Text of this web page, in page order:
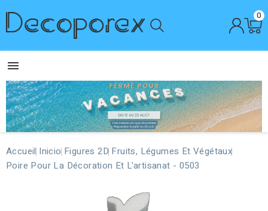
0

Accueil Inicio Figures 2D Fruits, Légumes Et Végétaux
Poire Pour La Décoration Et L'artisanat - 0503